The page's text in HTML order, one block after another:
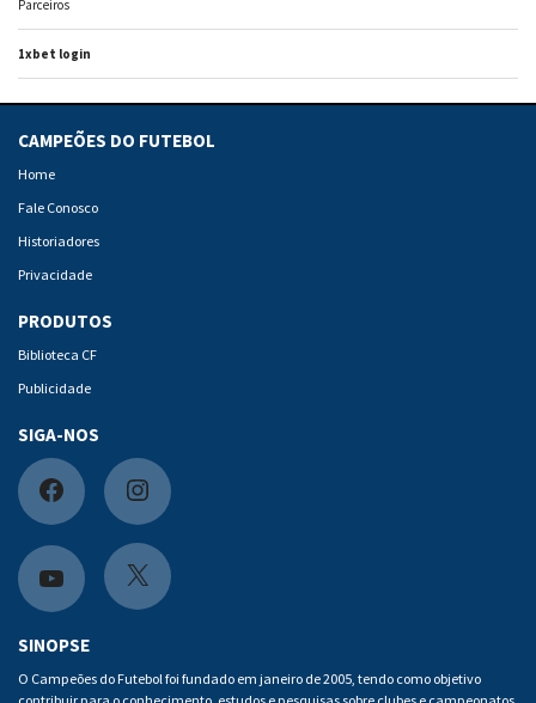
Parceiros
1xbet login
CAMPEÕES DO FUTEBOL
Home
Fale Conosco
Historiadores
Privacidade
PRODUTOS
Biblioteca CF
Publicidade
SIGA-NOS
F
a
c
e
b
I
n
s
a
Y
o
u
X
SINOPSE
O Campeões do Futebol foi fundado em janeiro de 2005, tendo como objetivo